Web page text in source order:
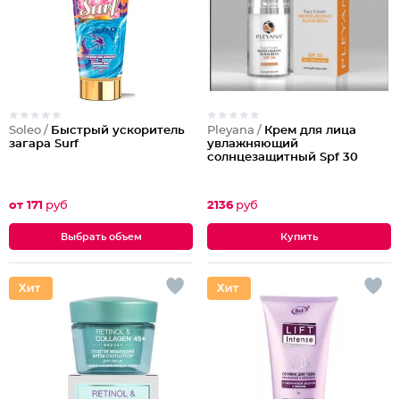
Soleo / Быстрый ускоритель
загара Surf
от 171 руб
Выбрать объем
Pleyana / Крем для лица
увлажняющий
солнцезащитный Spf 30
2136 руб